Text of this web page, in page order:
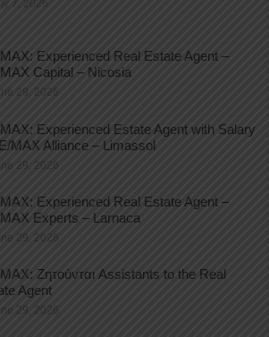
7, 2026
Experienced Real Estate Agent –
Capital – Nicosia
29, 2026
Experienced Estate Agent with Salary
MAX Alliance – Limassol
29, 2026
Experienced Real Estate Agent –
Experts – Larnaca
29, 2026
Ζητούνται Assistants to the Real
Agent
29, 2026